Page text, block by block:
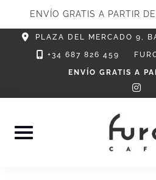
ENVÍO GRATIS A PARTIR
PLAZA DEL MERCADO 9,
+34 687 826 459
ENVÍO GRATIS A